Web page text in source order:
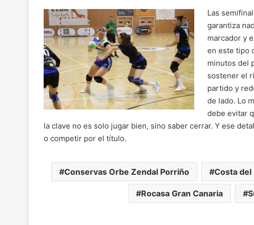
Las
garantiza
marcador y
en este tipo
minutos del
sostener el
partido y
de lado. Lo
debe evitar
la clave no es solo jugar bien, sino saber cerrar. Y ese
o competir por el título.
Conservas Orbe Zendal Porriño Costa del
Rocasa Gran Canaria